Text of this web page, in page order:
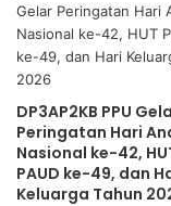
DP3AP2KB PPU
Peringatan Hari
Nasional ke-42,
PAUD ke-49, dan
Keluarga Tahun